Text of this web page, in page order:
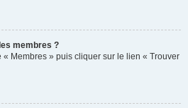
membres ?
Membres » puis cliquer sur le lien « Trouver